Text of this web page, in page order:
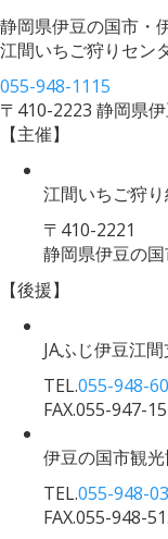
静岡県伊豆の国市・
江間いちご狩りセン
055-948-1115
〒410-2223 静岡県
【主催】
江間いちご狩
〒410-2221
静岡県伊豆の
【後援】
JAふじ伊豆江
TEL.055-948-
FAX.055-947-
伊豆の国市観
TEL.055-948-
FAX.055-948-